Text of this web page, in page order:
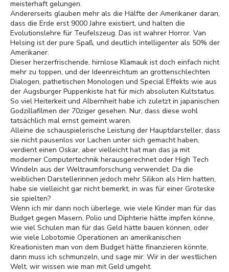
meisterhaft gelungen.
Andererseits glauben mehr als die Hälfte der Amerikaner daran,
dass die Erde erst 9000 Jahre existiert, und halten die
Evolutionslehre für Teufelszeug. Das ist wahrer Horror. Van
Helsing ist der pure Spaß, und deutlich intelligenter als 50% der
Amerikaner.
Dieser herzerfrischende, hirnlose Klamauk ist doch einfach nicht
mehr zu toppen, und der Ideenreichtum an grottenschlechten
Dialogen, pathetischen Monologen und Special Effekts wie aus
der Augsburger Puppenkiste hat für mich absoluten Kultstatus.
So viel Heiterkeit und Albernheit habe ich zuletzt in japanischen
Godzillafilmen der 70ziger gesehen. Nur, dass diese wohl
tatsächlich mal ernst gemeint waren.
Alleine die schauspielerische Leistung der Hauptdarsteller, dass
sie nicht pausenlos vor Lachen unter sich gemacht haben,
verdient einen Oskar, aber vielleicht hat man das ja mit
moderner Computertechnik herausgerechnet oder High Tech
Windeln aus der Weltraumforschung verwendet. Da die
weiblichen Darstellerinnen jedoch mehr Silikon als Hirn hatten,
habe sie vielleicht gar nicht bemerkt, in was für einer Groteske
sie spielten?
Wenn ich mir dann noch überlege, wie viele Kinder man für das
Budget gegen Masern, Polio und Diphterie hätte impfen könne,
wie viel Schulen man für das Geld hätte bauen können, oder
wie viele Lobotomie Operationen an amerikanischen
Kreationisten man von dem Budget hätte finanzieren könnte,
dann muss ich schmunzeln, und sage mir: Wir in der westlichen
Welt, wir wissen wie man mit Geld umgeht.